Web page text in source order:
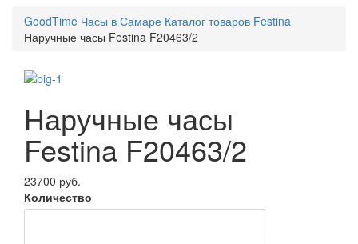
GoodTime Часы в Самаре Каталог товаров Festina
Наручные часы Festina F20463/2
Наручные часы
Festina F20463/2
23700 руб.
Количество